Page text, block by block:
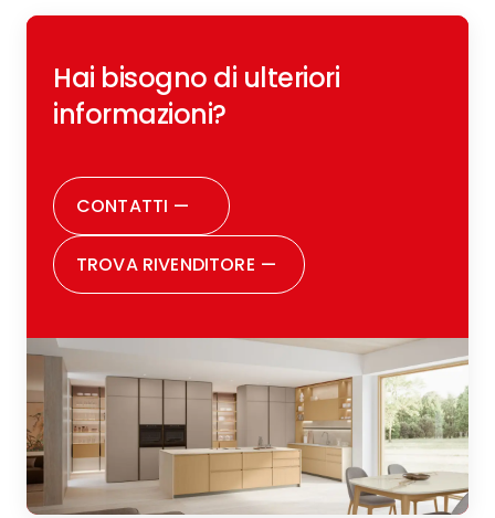
Hai bisogno di ulteriori
informazioni?
CONTATTI —
TROVA RIVENDITORE —